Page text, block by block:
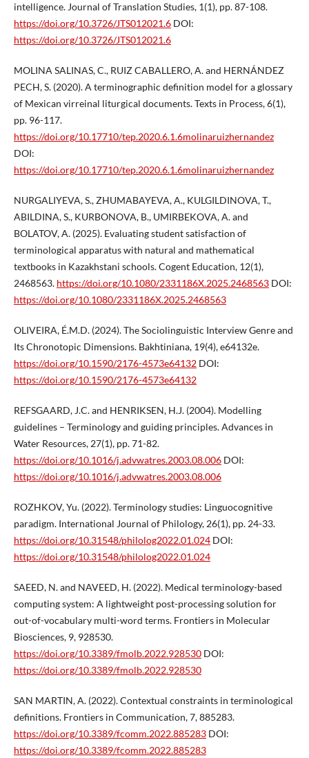
intelligence. Journal of Translation Studies, 1(1), pp. 87-108.
https://doi.org/10.3726/JTS012021.6DOI:
https://doi.org/10.3726/JTS012021.6
MOLINA SALINAS, C., RUIZ CABALLERO, A. and HERNÁNDEZ
PECH, S. (2020). A terminographic definition model for a glossary
of Mexican virreinal liturgical documents. Texts in Process, 6(1),
pp. 96-117.
https://doi.org/10.17710/tep.2020.6.1.6molinaruizhernandez
DOI:
https://doi.org/10.17710/tep.2020.6.1.6molinaruizhernandez
NURGALIYEVA, S., ZHUMABAYEVA, A., KULGILDINOVA, T.,
ABILDINA, S., KURBONOVA, B., UMIRBEKOVA, A. and
BOLATOV, A. (2025). Evaluating student satisfaction of
terminological apparatus with natural and mathematical
textbooks in Kazakhstani schools. Cogent Education, 12(1),
2468563. https://doi.org/10.1080/2331186X.2025.2468563DOI:
https://doi.org/10.1080/2331186X.2025.2468563
OLIVEIRA, É.M.D. (2024). The Sociolinguistic Interview Genre and
Its Chronotopic Dimensions. Bakhtiniana, 19(4), e64132e.
https://doi.org/10.1590/2176-4573e64132DOI:
https://doi.org/10.1590/2176-4573e64132
REFSGAARD, J.C. and HENRIKSEN, H.J. (2004). Modelling
guidelines – Terminology and guiding principles. Advances in
Water Resources, 27(1), pp. 71-82.
https://doi.org/10.1016/j.advwatres.2003.08.006DOI:
https://doi.org/10.1016/j.advwatres.2003.08.006
ROZHKOV, Yu. (2022). Terminology studies: Linguocognitive
paradigm. International Journal of Philology, 26(1), pp. 24-33.
https://doi.org/10.31548/philolog2022.01.024DOI:
https://doi.org/10.31548/philolog2022.01.024
SAEED, N. and NAVEED, H. (2022). Medical terminology-based
computing system: A lightweight post-processing solution for
out-of-vocabulary multi-word terms. Frontiers in Molecular
Biosciences, 9, 928530.
https://doi.org/10.3389/fmolb.2022.928530DOI:
https://doi.org/10.3389/fmolb.2022.928530
SAN MARTIN, A. (2022). Contextual constraints in terminological
definitions. Frontiers in Communication, 7, 885283.
https://doi.org/10.3389/fcomm.2022.885283DOI:
https://doi.org/10.3389/fcomm.2022.885283